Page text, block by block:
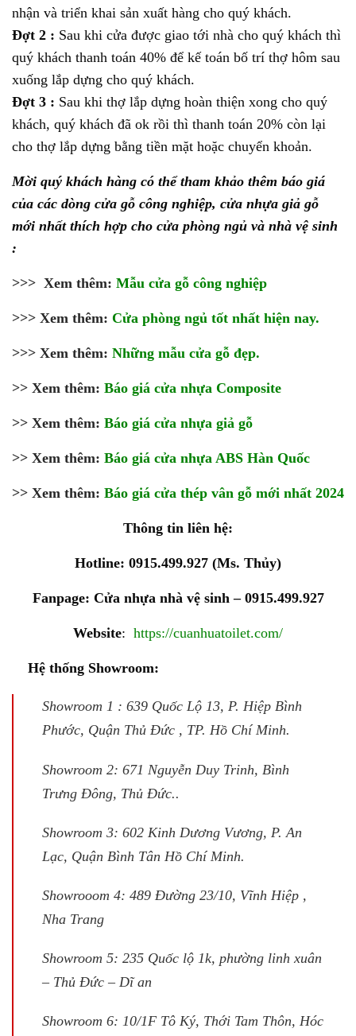
nhận và triển khai sản xuất hàng cho quý khách.
Đợt 2 : Sau khi cửa được giao tới nhà cho quý khách thì
quý khách thanh toán 40% để kế toán bố trí thợ hôm sau
xuống lắp dựng cho quý khách.
Đợt 3 : Sau khi thợ lắp dựng hoàn thiện xong cho quý
khách, quý khách đã ok rồi thì thanh toán 20% còn lại
cho thợ lắp dựng bằng tiền mặt hoặc chuyển khoản.
Mời quý khách hàng có thể tham khảo thêm báo giá
của các dòng cửa gỗ công nghiệp, cửa nhựa giả gỗ
mới nhất thích hợp cho cửa phòng ngủ và nhà vệ sinh
:
>>> Xem thêm: Mẫu cửa gỗ công nghiệp
>>> Xem thêm: Cửa phòng ngủ tốt nhất hiện nay.
>>> Xem thêm: Những mẫu cửa gỗ đẹp.
>> Xem thêm: Báo giá cửa nhựa Composite
>> Xem thêm: Báo giá cửa nhựa giả gỗ
>> Xem thêm: Báo giá cửa nhựa ABS Hàn Quốc
>> Xem thêm: Báo giá cửa thép vân gỗ mới nhất 2024
Thông tin liên hệ:
Hotline: 0915.499.927 (Ms. Thủy)
Fanpage: Cửa nhựa nhà vệ sinh – 0915.499.927
Website: https://cuanhuatoilet.com/
Hệ thống Showroom:
Showroom 1 : 639 Quốc Lộ 13, P. Hiệp Bình
Phước, Quận Thủ Đức , TP. Hồ Chí Minh.
Showroom 2: 671 Nguyễn Duy Trinh, Bình
Trưng Đông, Thủ Đức..
Showroom 3: 602 Kinh Dương Vương, P. An
Lạc, Quận Bình Tân Hồ Chí Minh.
Showrooom 4: 489 Đường 23/10, Vĩnh Hiệp ,
Nha Trang
Showroom 5: 235 Quốc lộ 1k, phường linh xuân
– Thủ Đức – Dĩ an
Showroom 6: 10/1F Tô Ký, Thới Tam Thôn, Hóc